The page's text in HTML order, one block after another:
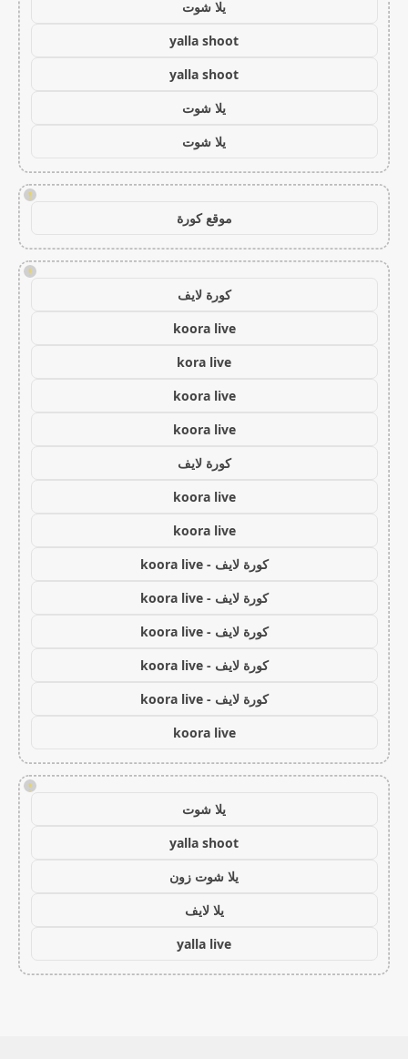
يلا شوت
yalla shoot
yalla shoot
يلا شوت
يلا شوت
!
موقع كورة
!
كورة لايف
koora live
kora live
koora live
koora live
كورة لايف
koora live
koora live
كورة لايف - koora live
كورة لايف - koora live
كورة لايف - koora live
كورة لايف - koora live
كورة لايف - koora live
koora live
!
يلا شوت
yalla shoot
يلا شوت زون
يلا لايف
yalla live